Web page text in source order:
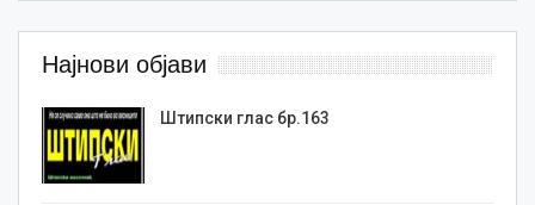
Најнови објави
Штипски глас бр.163